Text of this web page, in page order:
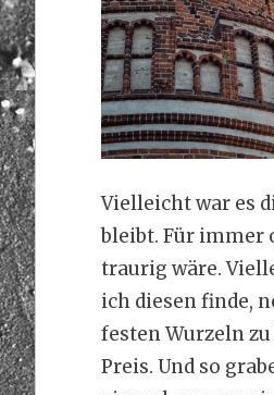
Vielleicht war es
bleibt. Für immer
traurig wäre.
ich diesen finde,
festen Wurzeln
Preis. Und so